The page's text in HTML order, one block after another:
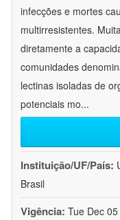
infecções e mortes
multirresistentes.
diretamente a
comunidades
lectinas isoladas de
potenciais mo...
Instituição/UF/País:
Brasil
Vigência: Tue Dec